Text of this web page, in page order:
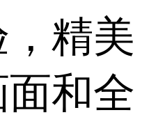
精美
和全